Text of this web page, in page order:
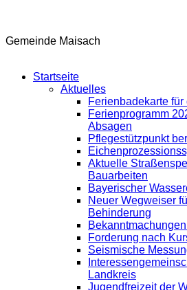
Gemeinde Maisach
Startseite
Aktuelles
Ferienbadekarte
Ferienprogramm
Absagen
Pflegestützpunkt
Aktuelle
Bauarbeiten
Bayerischer
Neuer Wegweiser
Behinderung
Forderung nach
Seismische
Landkreis
Jugendfreizeit der